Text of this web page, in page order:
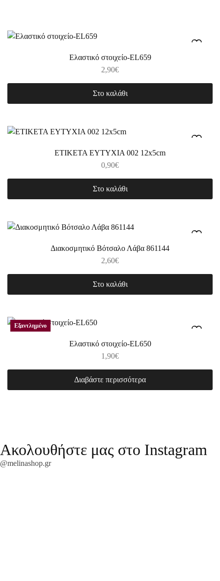
Ελαστικό στοιχείο-EL659
2,90€
Στο καλάθι
ΕΤΙΚΕΤΑ ΕΥΤΥΧΙΑ 002 12x5cm
0,90€
Στο καλάθι
Διακοσμητικό Βότσαλο Λάβα 861144
2,60€
Στο καλάθι
Εξαντλημένο
Ελαστικό στοιχείο-EL650
1,90€
Διαβάστε περισσότερα
Ακολουθήστε μας στο Instagram
@melinashop.gr